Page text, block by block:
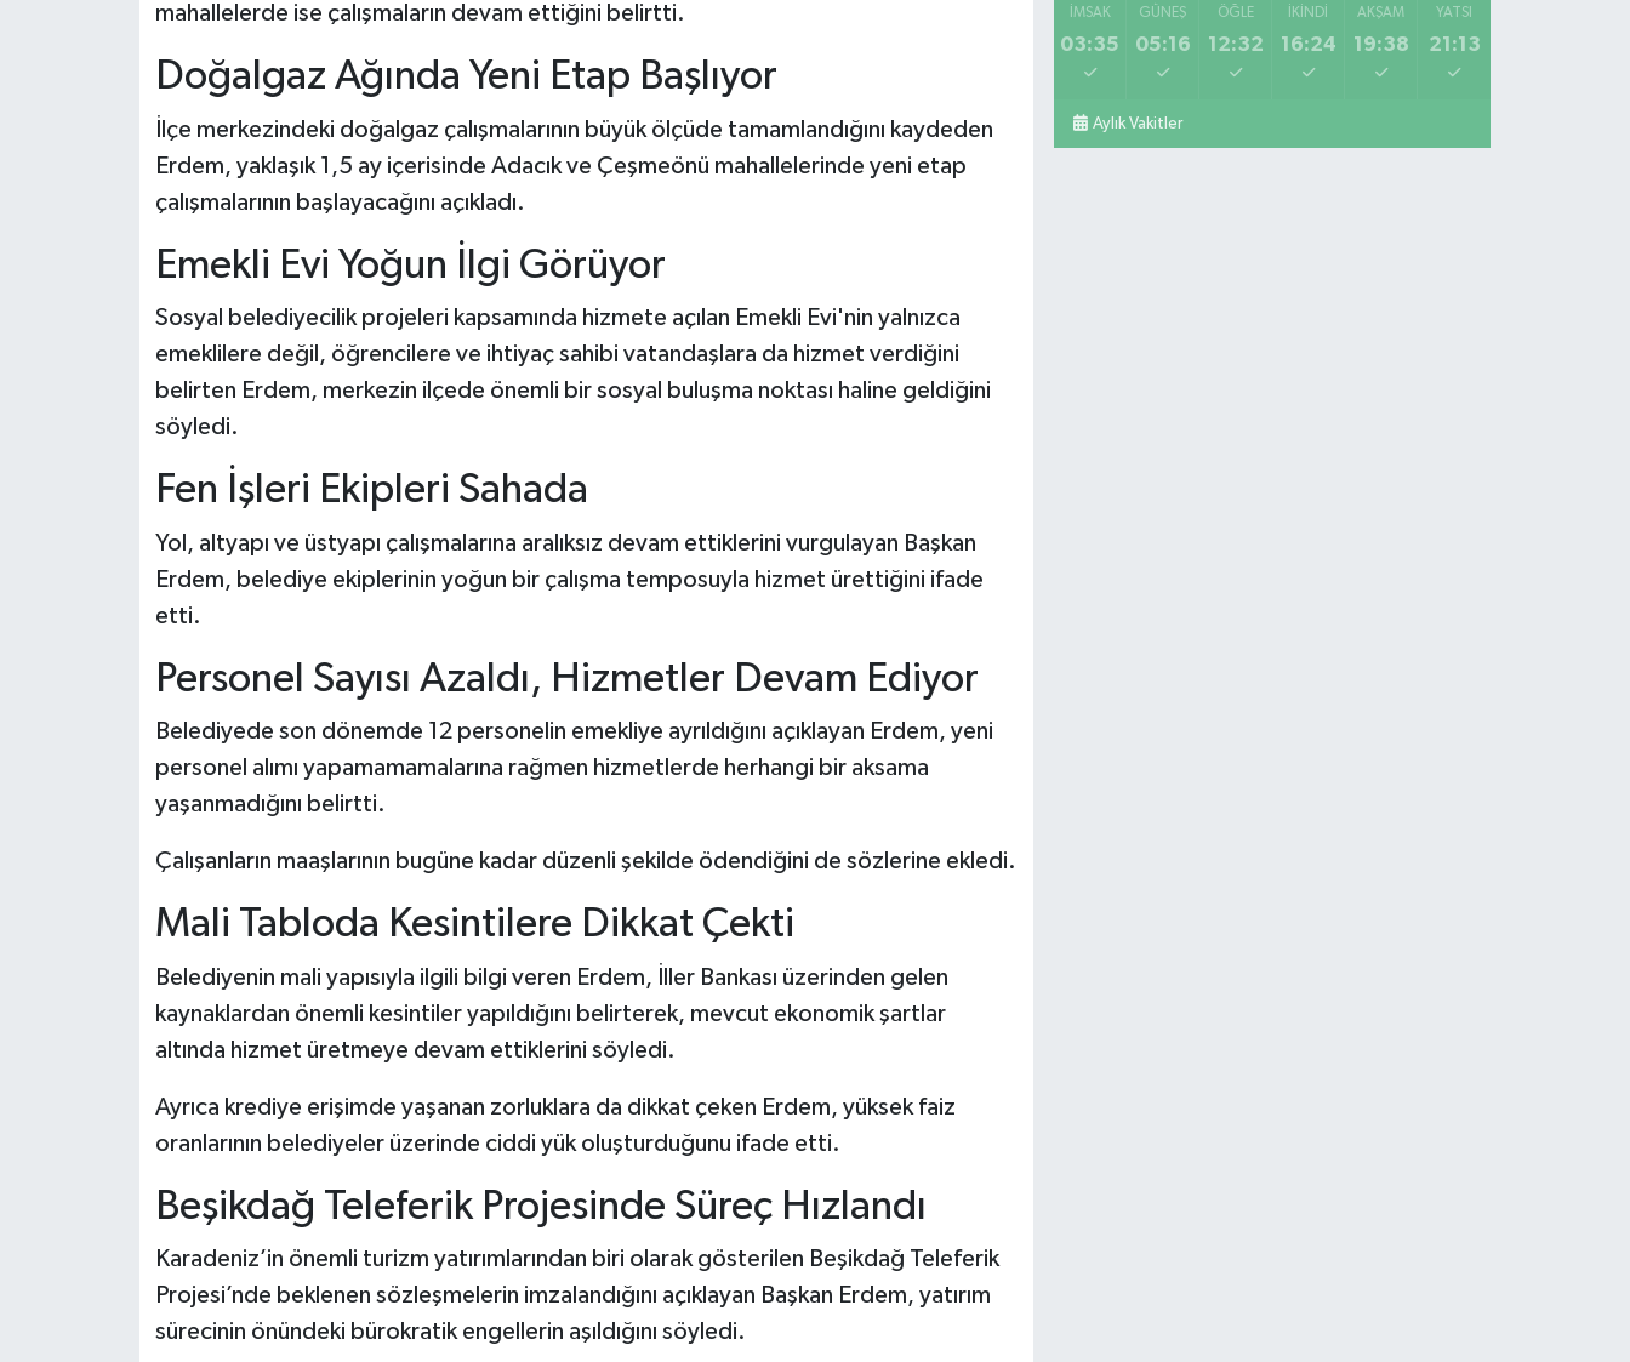
mahallelerde ise çalışmaların devam ettiğini belirtti.
Doğalgaz Ağında Yeni Etap Başlıyor
İlçe merkezindeki doğalgaz çalışmalarının büyük ölçüde tamamlandığını kaydeden
Erdem, yaklaşık 1,5 ay içerisinde Adacık ve Çeşmeönü mahallelerinde yeni etap
çalışmalarının başlayacağını açıkladı.
Emekli Evi Yoğun İlgi Görüyor
Sosyal belediyecilik projeleri kapsamında hizmete açılan Emekli Evi'nin yalnızca
emeklilere değil, öğrencilere ve ihtiyaç sahibi vatandaşlara da hizmet verdiğini
belirten Erdem, merkezin ilçede önemli bir sosyal buluşma noktası haline geldiğini
söyledi.
Fen İşleri Ekipleri Sahada
Yol, altyapı ve üstyapı çalışmalarına aralıksız devam ettiklerini vurgulayan Başkan
Erdem, belediye ekiplerinin yoğun bir çalışma temposuyla hizmet ürettiğini ifade
etti.
Personel Sayısı Azaldı, Hizmetler Devam Ediyor
Belediyede son dönemde 12 personelin emekliye ayrıldığını açıklayan Erdem, yeni
personel alımı yapamamamalarına rağmen hizmetlerde herhangi bir aksama
yaşanmadığını belirtti.
Çalışanların maaşlarının bugüne kadar düzenli şekilde ödendiğini de sözlerine ekledi.
Mali Tabloda Kesintilere Dikkat Çekti
Belediyenin mali yapısıyla ilgili bilgi veren Erdem, İller Bankası üzerinden gelen
kaynaklardan önemli kesintiler yapıldığını belirterek, mevcut ekonomik şartlar
altında hizmet üretmeye devam ettiklerini söyledi.
Ayrıca krediye erişimde yaşanan zorluklara da dikkat çeken Erdem, yüksek faiz
oranlarının belediyeler üzerinde ciddi yük oluşturduğunu ifade etti.
Beşikdağ Teleferik Projesinde Süreç Hızlandı
Karadeniz’in önemli turizm yatırımlarından biri olarak gösterilen Beşikdağ Teleferik
Projesi’nde beklenen sözleşmelerin imzalandığını açıklayan Başkan Erdem, yatırım
sürecinin önündeki bürokratik engellerin aşıldığını söyledi.
İMSAK
03:35
GÜNEŞ
05:16
ÖĞLE
12:32
İKINDI
16:24
AKŞAM
19:38
YATSI
21:13
Aylık Vakitler